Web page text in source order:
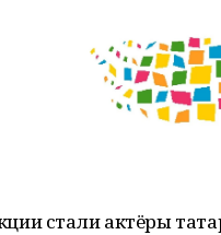
стали актёры